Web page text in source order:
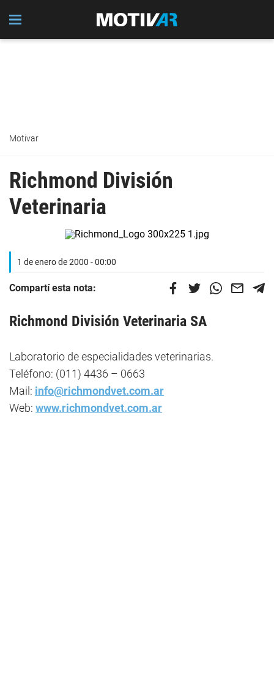
Motivar
Richmond División
Veterinaria
1 de enero de 2000 - 00:00
Compartí esta nota:
Richmond División Veterinaria SA
Laboratorio de especialidades veterinarias.
Teléfono: (011) 4436 – 0663
Mail: info@richmondvet.com.ar
Web: www.richmondvet.com.ar